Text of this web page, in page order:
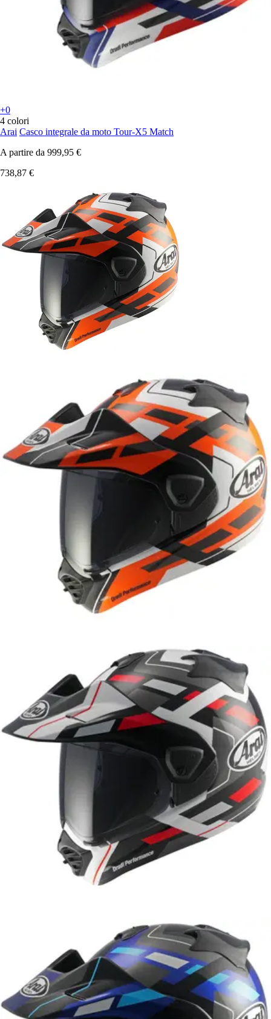
+0
4 colori
Arai Casco integrale da moto Tour-X5 Match
A partire da 999,95 €
738,87 €